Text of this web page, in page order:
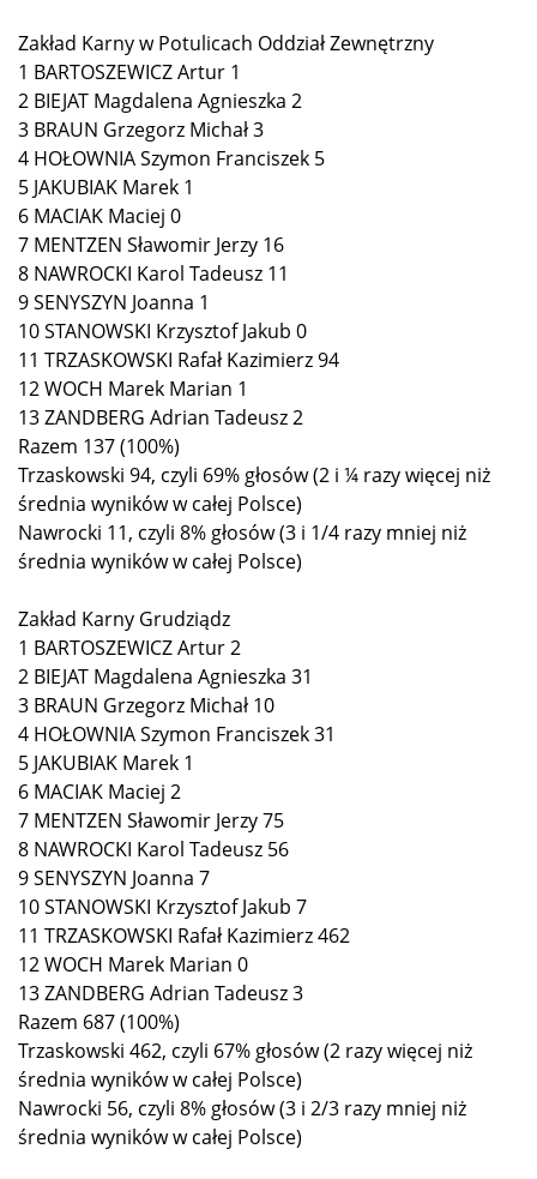
Zakład Karny w Potulicach Oddział Zewnętrzny
1 BARTOSZEWICZ Artur 1
2 BIEJAT Magdalena Agnieszka 2
3 BRAUN Grzegorz Michał 3
4 HOŁOWNIA Szymon Franciszek 5
5 JAKUBIAK Marek 1
6 MACIAK Maciej 0
7 MENTZEN Sławomir Jerzy 16
8 NAWROCKI Karol Tadeusz 11
9 SENYSZYN Joanna 1
10 STANOWSKI Krzysztof Jakub 0
11 TRZASKOWSKI Rafał Kazimierz 94
12 WOCH Marek Marian 1
13 ZANDBERG Adrian Tadeusz 2
Razem 137 (100%)
Trzaskowski 94, czyli 69% głosów (2 i ¼ razy więcej niż
średnia wyników w całej Polsce)
Nawrocki 11, czyli 8% głosów (3 i 1/4 razy mniej niż
średnia wyników w całej Polsce)
Zakład Karny Grudziądz
1 BARTOSZEWICZ Artur 2
2 BIEJAT Magdalena Agnieszka 31
3 BRAUN Grzegorz Michał 10
4 HOŁOWNIA Szymon Franciszek 31
5 JAKUBIAK Marek 1
6 MACIAK Maciej 2
7 MENTZEN Sławomir Jerzy 75
8 NAWROCKI Karol Tadeusz 56
9 SENYSZYN Joanna 7
10 STANOWSKI Krzysztof Jakub 7
11 TRZASKOWSKI Rafał Kazimierz 462
12 WOCH Marek Marian 0
13 ZANDBERG Adrian Tadeusz 3
Razem 687 (100%)
Trzaskowski 462, czyli 67% głosów (2 razy więcej niż
średnia wyników w całej Polsce)
Nawrocki 56, czyli 8% głosów (3 i 2/3 razy mniej niż
średnia wyników w całej Polsce)